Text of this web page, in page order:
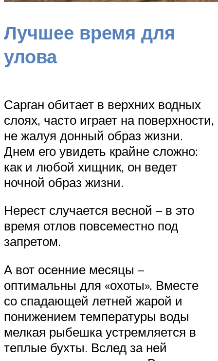
Лучшее время для
улова
Сарган обитает в верхних водных
слоях, часто играет на поверхности,
не жалуя донный образ жизни.
Днем его увидеть крайне сложно:
как и любой хищник, он ведет
ночной образ жизни.
Нерест случается весной – в это
время отлов повсеместно под
запретом.
А вот осенние месяцы –
оптимальны для «охоты». Вместе
со спадающей летней жарой и
понижением температуры воды
мелкая рыбешка устремляется в
теплые бухты. Вслед за ней